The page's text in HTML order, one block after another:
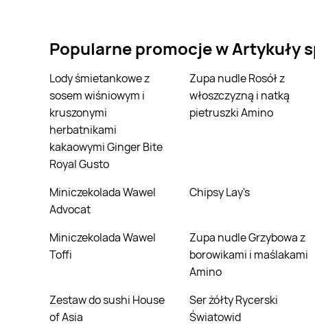
Popularne promocje w Artykuły
Lody śmietankowe z
sosem wiśniowym i
kruszonymi
herbatnikami
kakaowymi Ginger Bite
Royal Gusto
Zupa nudle Rosół z
włoszczyzną i natką
pietruszki Amino
Miniczekolada Wawel
Advocat
Chipsy Lay's
Miniczekolada Wawel
Toffi
Zupa nudle Grzybowa z
borowikami i maślakami
Amino
Zestaw do sushi House
of Asia
Ser żółty Rycerski
Światowid